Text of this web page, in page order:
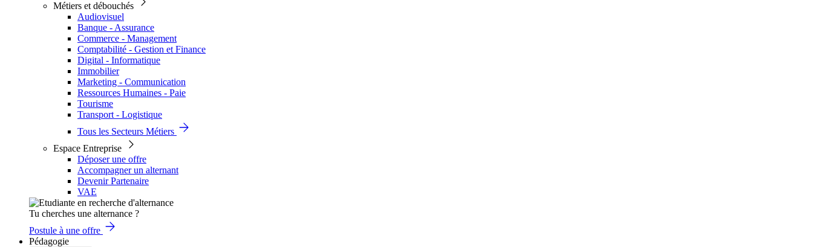
Métiers et débouchés
Audiovisuel
Banque - Assurance
Commerce - Management
Comptabilité - Gestion et Finance
Digital - Informatique
Immobilier
Marketing - Communication
Ressources Humaines - Paie
Tourisme
Transport - Logistique
Tous les Secteurs Métiers
Espace Entreprise
Déposer une offre
Accompagner un alternant
Devenir Partenaire
VAE
Tu cherches une alternance ?
Postule à une offre
Pédagogie